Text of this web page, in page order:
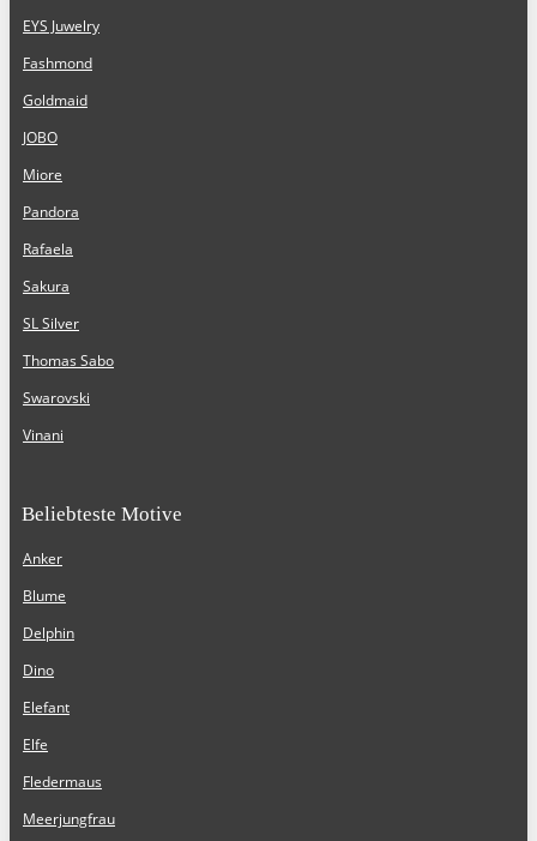
EYS Juwelry
Fashmond
Goldmaid
JOBO
Miore
Pandora
Rafaela
Sakura
SL Silver
Thomas Sabo
Swarovski
Vinani
Beliebteste Motive
Anker
Blume
Delphin
Dino
Elefant
Elfe
Fledermaus
Meerjungfrau